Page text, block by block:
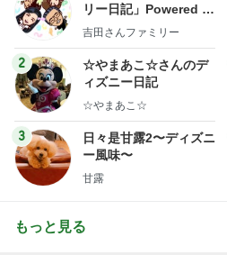
リー日記」Powered b
y Ameba 吉田さんファ
ログ
吉田さんファミリー
2
☆やまあこ☆さんのデ
ィズニー日記
☆やまあこ☆
3
日々是甘露2〜ディズニ
ー風味〜
甘露
もっと見る